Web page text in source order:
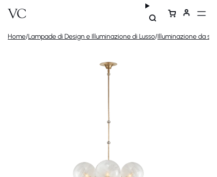
Home/Lampade di Design e Illuminazione di Lusso/Illuminazione da